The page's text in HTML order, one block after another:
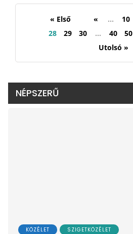
« Első « ... 10
28
29 30 ... 40 50
Utolsó »
NÉPSZERŰ
KÖZÉLET SZIGETKÖZÉLET